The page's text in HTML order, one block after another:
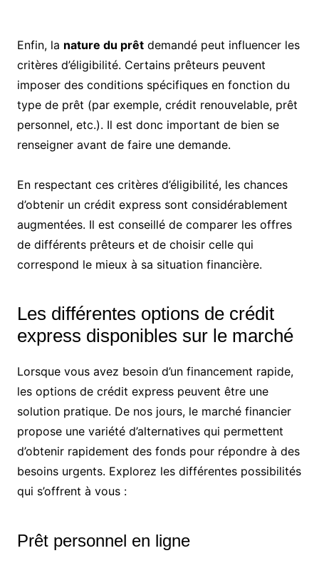
Enfin, la nature du prêtdemandé peut influencer les
critères d’éligibilité. Certains prêteurs peuvent
imposer des conditions spécifiques en fonction du
type de prêt (par exemple, crédit renouvelable, prêt
personnel, etc.). Il est donc important de bien se
renseigner avant de faire une demande.
En respectant ces critères d’éligibilité, les chances
d’obtenir un crédit express sont considérablement
augmentées. Il est conseillé de comparer les offres
de différents prêteurs et de choisir celle qui
correspond le mieux à sa situation financière.
Les différentes options de crédit
express disponibles sur le marché
Lorsque vous avez besoin d’un financement rapide,
les options de crédit express peuvent être une
solution pratique. De nos jours, le marché financier
propose une variété d’alternatives qui permettent
d’obtenir rapidement des fonds pour répondre à des
besoins urgents. Explorez les différentes possibilités
qui s’offrent à vous :
Prêt personnel en ligne